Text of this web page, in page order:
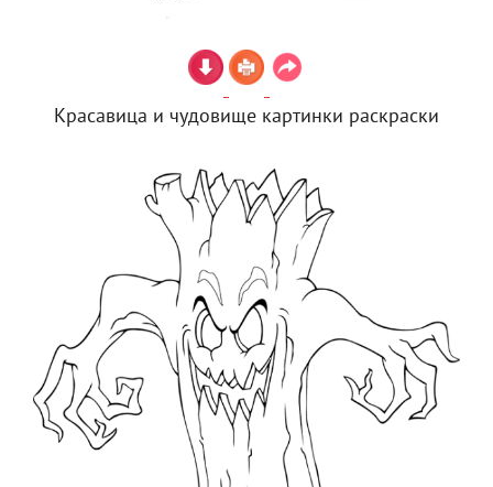
Красавица и чудовище картинки раскраски